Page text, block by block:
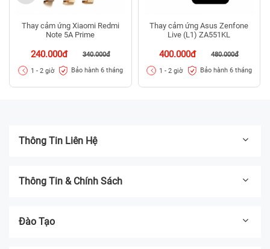
Thay cảm ứng Xiaomi Redmi
Note 5A Prime
240.000đ 340.000đ
1 - 2 giờ Bảo hành 6 tháng
Thay cảm ứng Asus Zenfone
Live (L1) ZA551KL
400.000đ 480.000đ
1 - 2 giờ Bảo hành 6 tháng
Thông Tin Liên Hệ
Thông Tin & Chính Sách
Đào Tạo